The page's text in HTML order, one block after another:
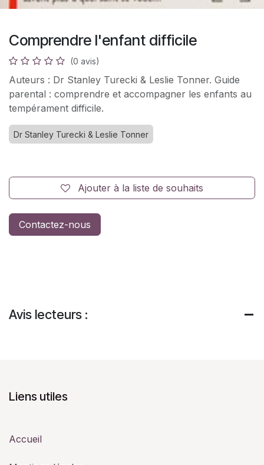
Comprendre l'enfant difficile
(0 avis)
Auteurs : Dr Stanley Turecki & Leslie Tonner. Guide
parental : comprendre et accompagner les enfants au
tempérament difficile.
Dr Stanley Turecki & Leslie Tonner
Ajouter à la liste de souhaits
Contactez-nous
Avis lecteurs :
Liens utiles
Accueil